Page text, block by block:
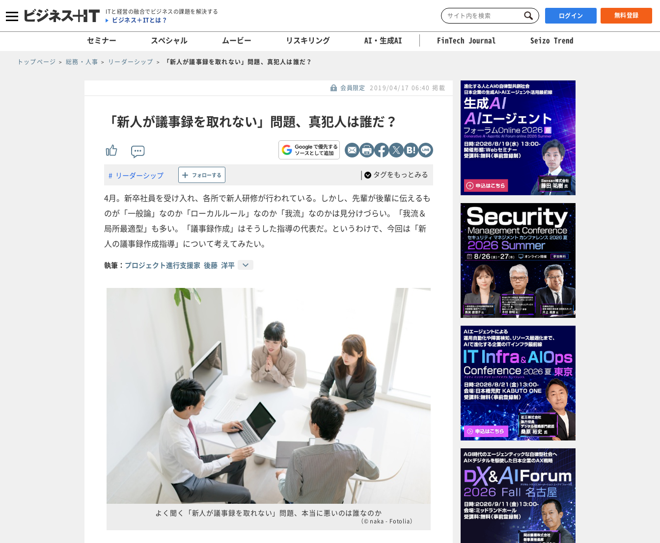
ITと経営の融合でビジネスの課題を解決する
ビジネス＋ITとは？ ログイン 無料登録
セミナー スペシャル ムービー リスキリング AI・生成AI FinTech Journal Seizo Trend
トップページ 総務・人事 リーダーシップ 「新人が議事録を取れない」問題、真犯人は誰だ？
会員限定 2019/04/17 06:40 掲載
「新人が議事録を取れない」問題、真犯人は誰だ？
リーダーシップ フォローする | タグをもっとみる
4月。新卒社員を受け入れ、各所で新人研修が行われている。しかし、先輩が後輩に伝えるも
のが「一般論」なのか「ローカルルール」なのか「我流」なのかは見分けづらい。「我流＆
局所最適型」も多い。「議事録作成」はそうした指導の代表だ。というわけで、今回は「新
人の議事録作成指導」について考えてみたい。
執筆： プロジェクト進行支援家 後藤 洋平
よく聞く「新人が議事録を取れない」問題、本当に悪いのは誰なのか
（© naka - Fotolia）